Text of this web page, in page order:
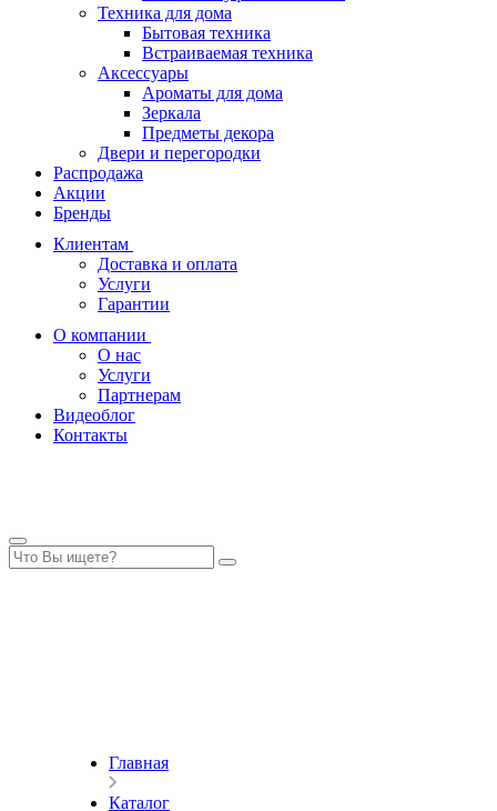
Техника для дома
Бытовая техника
Встраиваемая техника
Аксессуары
Ароматы для дома
Зеркала
Предметы декора
Двери и перегородки
Распродажа
Акции
Бренды
Клиентам
Доставка и оплата
Услуги
Гарантии
О компании
О нас
Услуги
Партнерам
Видеоблог
Контакты
Главная
Каталог